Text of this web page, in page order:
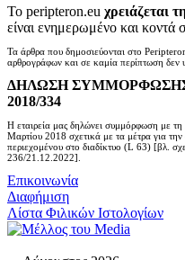
Το peripteron.eu χρειάζεται
είναι ενημερωμένο και κοντά
Τα άρθρα που δημοσιεύονται στο
αρθρογράφων και σε καμία περίπτωση δεν
ΔΗΛΩΣΗ
2018/334
Η εταιρεία μας δηλώνει συμμόρφωση με
Μαρτίου 2018 σχετικά με τα μέτρα για
περιεχομένου στο διαδίκτυο (L 63) [βλ.
236/21.12.2022].
Επικοινωνία
Διαφήμιση
Λίστα Φιλικών Ιστολογίων